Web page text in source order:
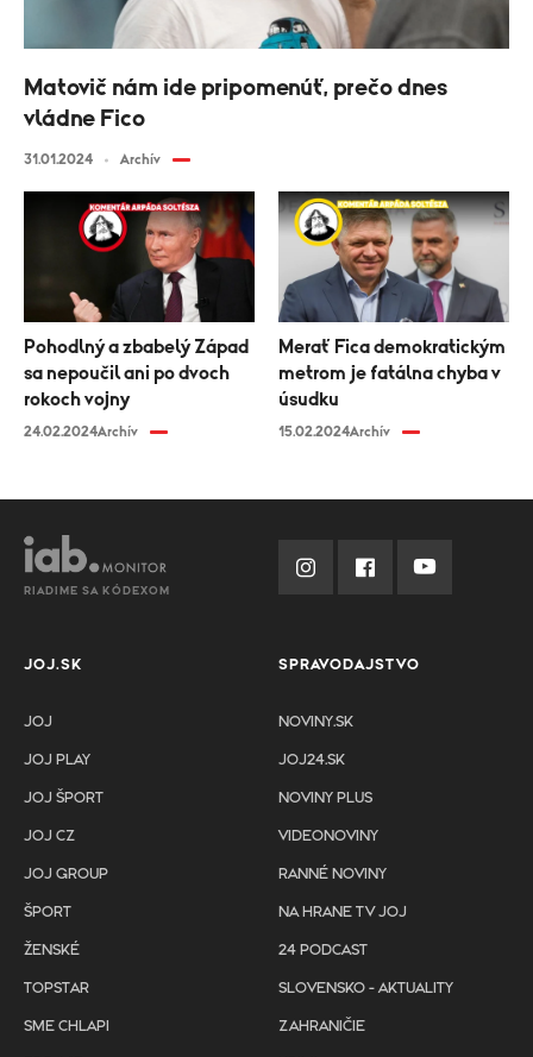
Pohodlný a zbabelý Západ
sa nepoučil ani po dvoch
rokoch vojny
24.02.2024Archív
Merať Fica demokratickým
metrom je fatálna chyba v
úsudku
15.02.2024Archív
Matovič nám ide pripomenúť, prečo dnes
vládne Fico
31.01.2024 Archív
RIADIME SA KÓDEXOM
JOJ.SK
JOJ
JOJ PLAY
JOJ ŠPORT
JOJ CZ
JOJ GROUP
ŠPORT
ŽENSKÉ
TOPSTAR
SME CHLAPI
SPRAVODAJSTVO
NOVINY.SK
JOJ24.SK
NOVINY PLUS
VIDEONOVINY
RANNÉ NOVINY
NA HRANE TV JOJ
24 PODCAST
SLOVENSKO - AKTUALITY
ZAHRANIČIE